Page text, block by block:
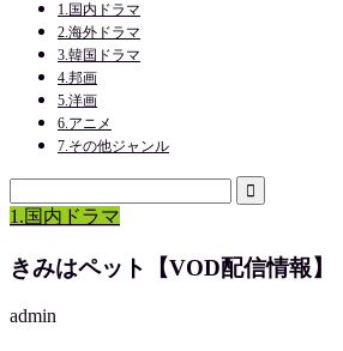
1.国内ドラマ
2.海外ドラマ
3.韓国ドラマ
4.邦画
5.洋画
6.アニメ
7.その他ジャンル
1.国内ドラマ
きみはペット【VOD配信情報】
admin